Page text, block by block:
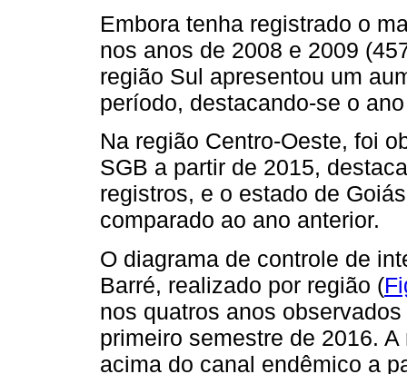
Embora tenha registrado o
nos anos de 2008 e 2009
região Sul apresentou um
período, destacando-se o
Na região Centro-Oeste, foi
SGB a partir de 2015,
registros, e o estado de
comparado ao ano anterior.
O diagrama de controle de
Barré, realizado por região (
nos quatros anos
primeiro semestre de 2016.
acima do canal endêmico a